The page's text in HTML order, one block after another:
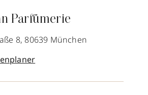
Parfümerie
8, 80639 München